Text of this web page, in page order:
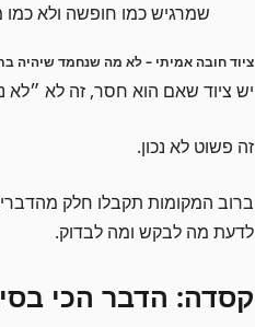
שמרגיש כמו חופשה ולא כמו
ציוד חובה אמיתי – לא מה שנחמד שיהיה
יש ציוד שאם הוא חסר, זה לא ״לא
זה פשוט לא נכון.
ברוב המקומות תקבלו חלק
לדעת מה לבקש ומה לבדוק.
קסדה: הדבר הכי